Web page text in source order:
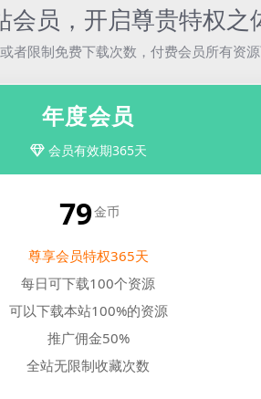
会员，开启尊贵特权之
限制免费下载次数，付费会员所有资
年度会员
会员有效期365天
79金币
尊享会员特权365天
每日可下载100个资源
可以下载本站100%的资源
推广佣金50%
全站无限制收藏次数